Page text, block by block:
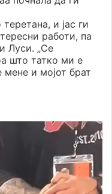
и јас ги
работи, па
Луси. „Се
што татко ми е
и мојот брат